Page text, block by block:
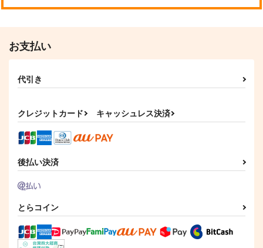
作品詳細
お支払い
代引き
クレジットカード キャッシュレス決済
後払い決済
とらコイン